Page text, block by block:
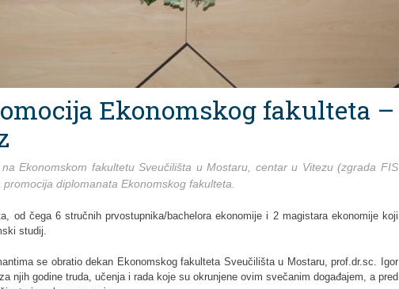
Ekonomskog fakulteta –
Ekonomskom fakultetu Sveučilišta u Mostaru, centar u Vitezu (zgrada FIS
diplomanata Ekonomskog fakulteta.
od čega 6 stručnih prvostupnika/bachelora ekonomije i 2 magistara ekonomije koji
studij.
se obratio dekan Ekonomskog fakulteta Sveučilišta u Mostaru, prof.dr.sc. Igor
njih godine truda, učenja i rada koje su okrunjene ovim svečanim događajem, a pred